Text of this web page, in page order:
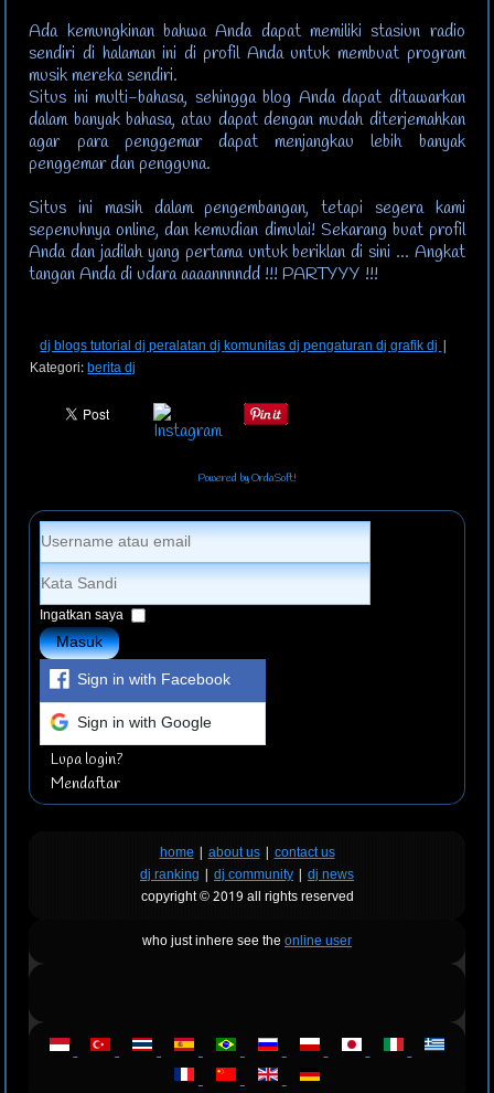
Ada kemungkinan bahwa Anda dapat memiliki stasiun radio
sendiri di halaman ini di profil Anda untuk membuat program
musik mereka sendiri.
Situs ini multi-bahasa, sehingga blog Anda dapat ditawarkan
dalam banyak bahasa, atau dapat dengan mudah diterjemahkan
agar para penggemar dapat menjangkau lebih banyak
penggemar dan pengguna.
Situs ini masih dalam pengembangan, tetapi segera kami
sepenuhnya online, dan kemudian dimulai! Sekarang buat profil
Anda dan jadilah yang pertama untuk beriklan di sini ... Angkat
tangan Anda di udara aaaannnndd !!! PARTYYY !!!
dj blogstutorial djperalatan djkomunitas djpengaturan djgrafik dj|
Kategori:berita dj
Powered by OrdaSoft!
Ingatkan saya
Masuk
Sign in with Facebook
Sign in with Google
Lupa login?
Mendaftar
home|about us|contact us
dj ranking | dj community | dj news
copyright © 2019 all rights reserved
who just inhere see the online user